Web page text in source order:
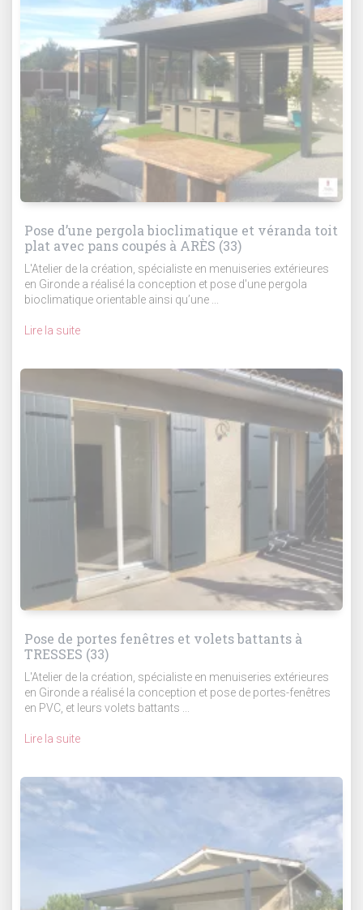
Pose d’une pergola bioclimatique et véranda toit
plat avec pans coupés à ARÈS (33)
L'Atelier de la création, spécialiste en menuiseries extérieures
en Gironde a réalisé la conception et pose d'une pergola
bioclimatique orientable ainsi qu’une ...
Lire la suite
Pose de portes fenêtres et volets battants à
TRESSES (33)
L'Atelier de la création, spécialiste en menuiseries extérieures
en Gironde a réalisé la conception et pose de portes-fenêtres
en PVC, et leurs volets battants ...
Lire la suite